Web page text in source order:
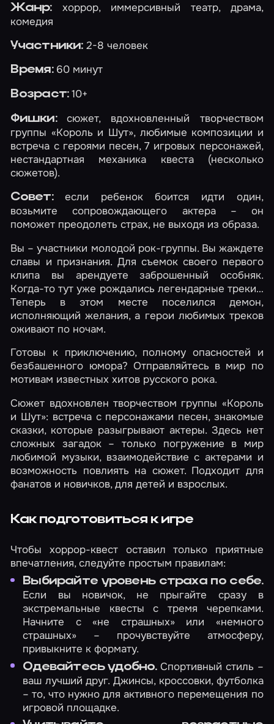
Жанр:хоррор, иммерсивный театр, драма,
комедия
Участники:2-8 человек
Время:60 минут
Возраст:10+
Фишки:сюжет, вдохновленный творчеством
группы «Король и Шут», любимые композиции и
встреча с героями песен, 7 игровых персонажей,
нестандартная механика квеста (несколько
сюжетов).
Совет:если ребенок боится идти один,
возьмите сопровождающего актера – он
поможет преодолеть страх, не выходя из образа.
Вы – участники молодой рок-группы. Вы жаждете
славы и признания. Для съемок своего первого
клипа вы арендуете заброшенный особняк.
Когда-то тут уже рождались легендарные треки…
Теперь в этом месте поселился демон,
исполняющий желания, а герои любимых треков
оживают по ночам.
Готовы к приключению, полному опасностей и
безбашенного юмора? Отправляйтесь в мир по
мотивам известных хитов русского рока.
Сюжет вдохновлен творчеством группы «Король
и Шут»: встреча с персонажами песен, знакомые
сказки, которые разыгрывают актеры. Здесь нет
сложных загадок – только погружение в мир
любимой музыки, взаимодействие с актерами и
возможность повлиять на сюжет. Подходит для
фанатов и новичков, для детей и взрослых.
Как подготовиться к игре
Чтобы хоррор-квест оставил только приятные
впечатления, следуйте простым правилам:
Выбирайте уровень страха по себе.
Если вы новичок, не прыгайте сразу в
экстремальные квесты с тремя черепками.
Начните с «не страшных» или «немного
страшных» – прочувствуйте атмосферу,
привыкните к формату.
Одевайтесь удобно.Спортивный стиль –
ваш лучший друг. Джинсы, кроссовки, футболка
– то, что нужно для активного перемещения по
игровой площадке.